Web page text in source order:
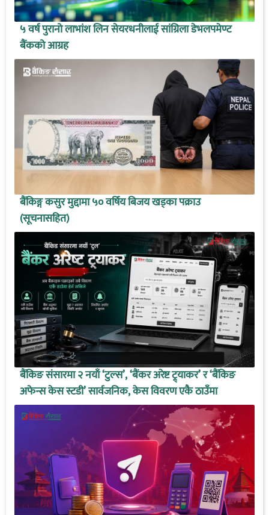
५ वर्ष पुरानो लाभांश लिन सेयरधनीलाई सांग्रिला डेभलपमेण्ट
बैंकको आग्रह
बैंकिङ्ग कसुर मुद्दामा ५० वर्षिय बिजय खड्का पक्राउ
(सूचनासहित)
बैंकिङ संसारमा २ नयाँ ‘टुल्स’, ‘बैंकर अरेष्ट ट्र्याकर’ र ‘बैंकिङ
अफेन्स केस स्टडी’ सार्वजनिक, केस विवरण एकै ठाउँमा